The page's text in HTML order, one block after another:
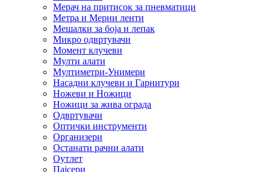
Мерач на притисок за пневматици
Метра и Мерни ленти
Мешалки за боја и лепак
Микро одвртувачи
Момент клучеви
Мулти алати
Мултиметри-Унимери
Насадни клучеви и Гарнитури
Ножеви и Ножици
Ножици за жива ограда
Одвртувачи
Оптички инструменти
Организери
Останати рачни алати
Оутлет
Пајсери